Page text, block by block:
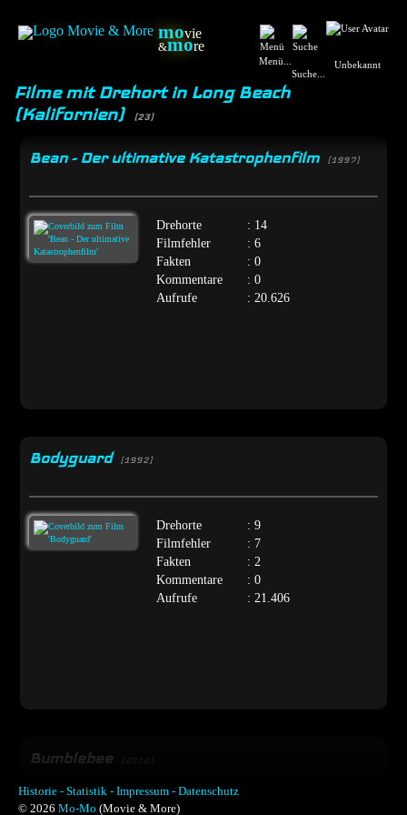
movie
&more
Menü...
Suche...
Unbekannt
Filme mit Drehort in Long Beach
(Kalifornien)
(23)
Bean - Der ultimative Katastrophenfilm [1997]
Drehorte
: 14
Filmfehler
: 6
Fakten
: 0
Kommentare
: 0
Aufrufe
: 20.626
Bodyguard [1992]
Drehorte
: 9
Filmfehler
: 7
Fakten
: 2
Kommentare
: 0
Aufrufe
: 21.406
Bumblebee
Historie - Statistik - Impressum - Datenschutz
© 2026 Mo-Mo (Movie & More)